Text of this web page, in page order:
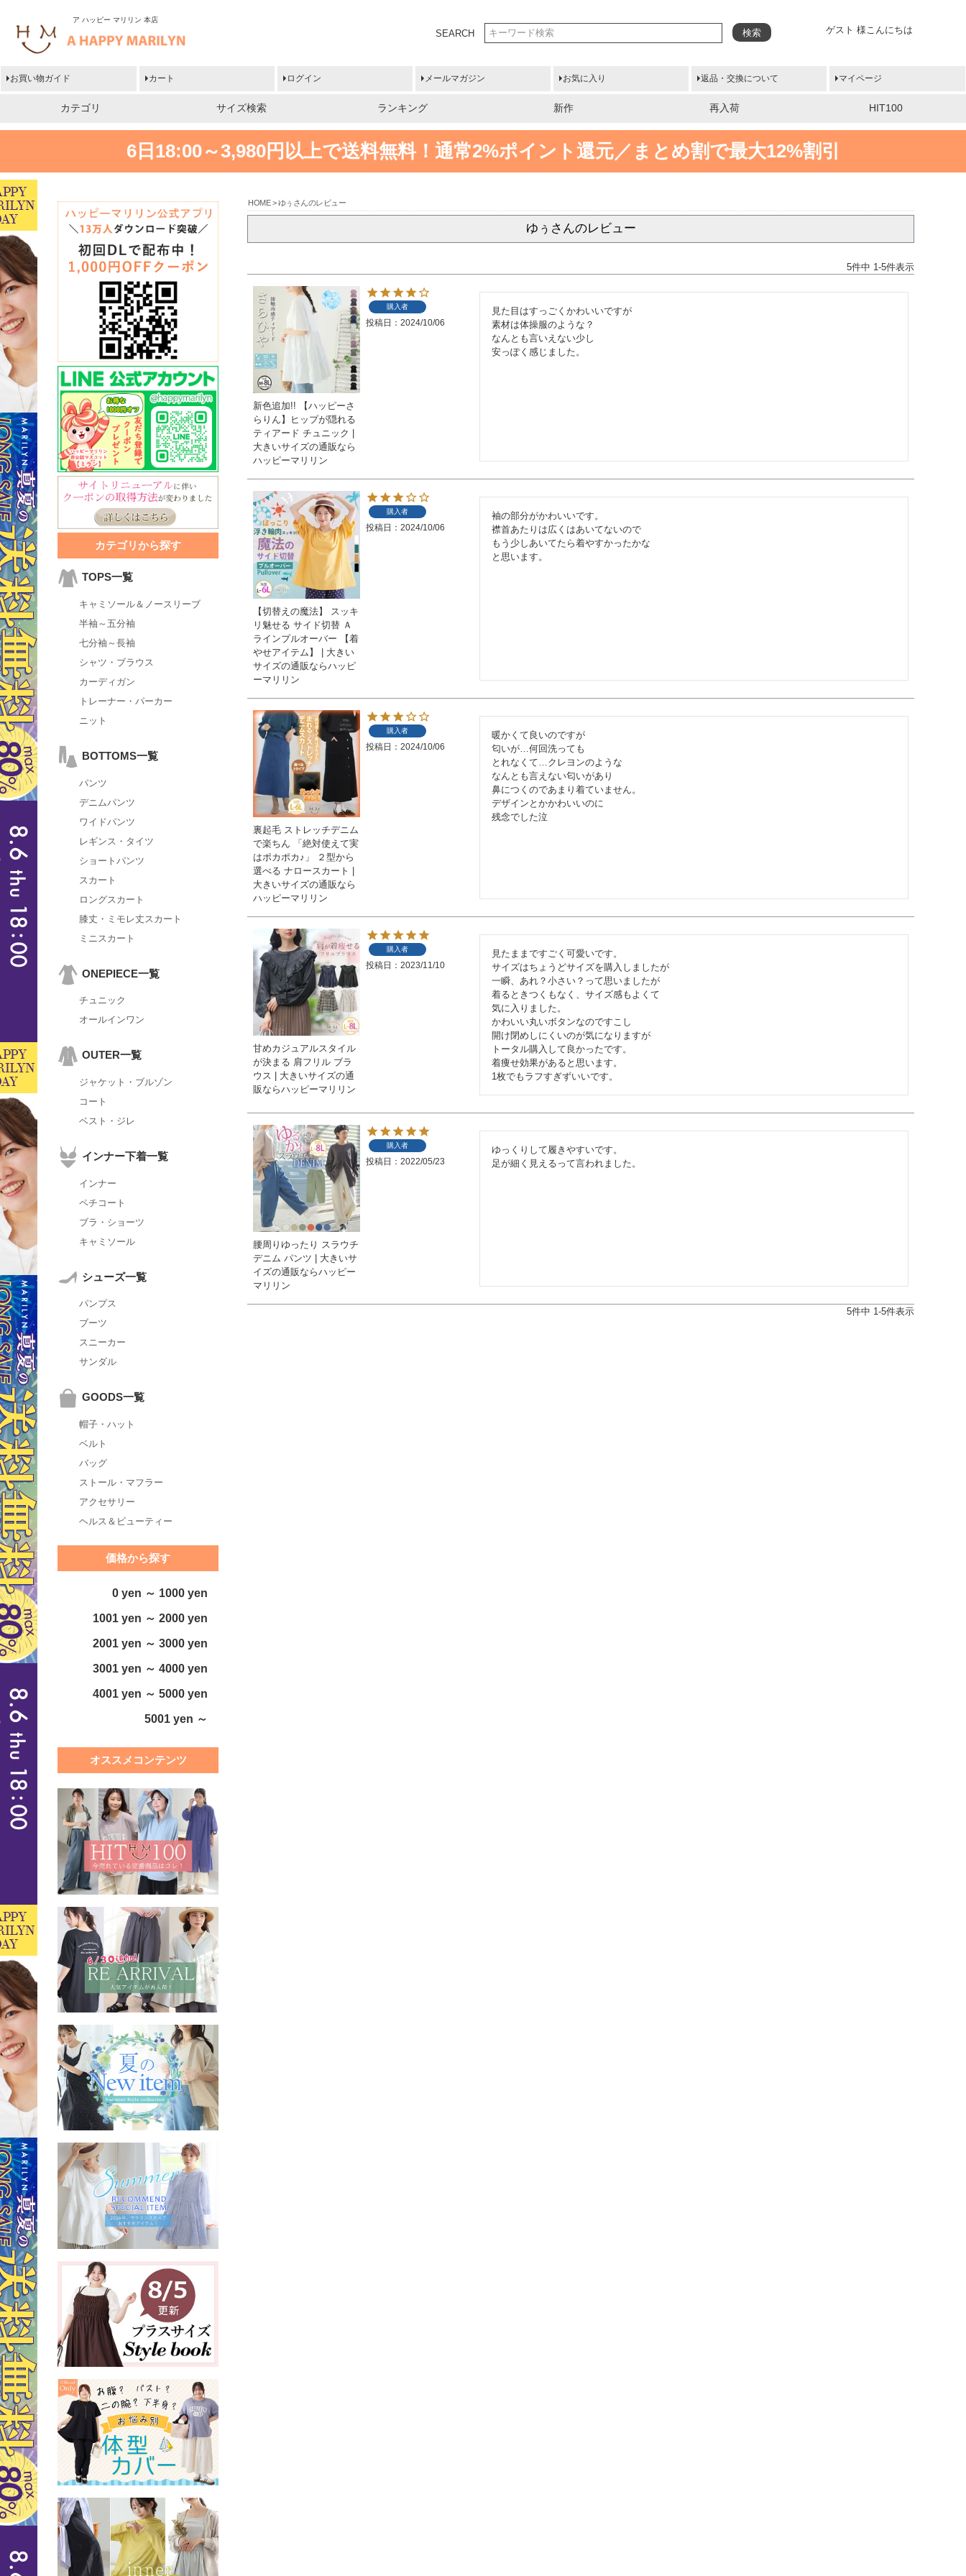
ア ハッピー マリリン 本店
ゲスト 様こんにちは
SEARCH 検索
お買い物ガイド カート ログイン メールマガジン お気に入り 返品・交換について マイページ
カテゴリ サイズ検索 ランキング 新作 再入荷 HIT100
6日18:00～3,980円以上で送料無料！ 通常2%ポイント還元／まとめ割で最大12%割引
カテゴリから探す
TOPS一覧
キャミソール＆ノースリーブ
半袖～五分袖
七分袖～長袖
シャツ・ブラウス
カーディガン
トレーナー・パーカー
ニット
BOTTOMS一覧
パンツ
デニムパンツ
ワイドパンツ
レギンス・タイツ
ショートパンツ
スカート
ロングスカート
膝丈・ミモレ丈スカート
ミニスカート
ONEPIECE一覧
チュニック
オールインワン
OUTER一覧
ジャケット・ブルゾン
コート
ベスト・ジレ
インナー下着一覧
インナー
ペチコート
ブラ・ショーツ
キャミソール
シューズ一覧
パンプス
ブーツ
スニーカー
サンダル
GOODS一覧
帽子・ハット
ベルト
バッグ
ストール・マフラー
アクセサリー
ヘルス＆ビューティー
価格から探す
0 yen ～ 1000 yen
1001 yen ～ 2000 yen
2001 yen ～ 3000 yen
3001 yen ～ 4000 yen
4001 yen ～ 5000 yen
5001 yen ～
オススメコンテンツ
HOME ゆぅさんのレビュー
ゆぅさんのレビュー
5件中 1 -5件表示
新色追加!! 【ハッピーさ
らりん】ヒップが隠れる
ティアード チュニック |
大きいサイズの通販なら
ハッピーマリリン
購入者
投稿日 2024/10/06
見た目はすっごくかわいいですが
素材は体操服のような？
なんとも言いえない少し
安っぽく感じました。
【切替えの魔法】 スッキ
リ魅せる サイド切替 Ａ
ラインプルオーバー 【着
やせアイテム】 | 大きい
サイズの通販ならハッピ
ーマリリン
購入者
投稿日 2024/10/06
袖の部分がかわいいです。
襟首あたりは広くはあいてないので
もう少しあいてたら着やすかったかな
と思います。
裏起毛 ストレッチデニム
で楽ちん 「絶対使えて実
はポカポカ♪」 ２型から
選べる ナロースカート |
大きいサイズの通販なら
ハッピーマリリン
購入者
投稿日 2024/10/06
暖かくて良いのですが
匂いが…何回洗っても
とれなくて…クレヨンのような
なんとも言えない匂いがあり
鼻につくのであまり着ていません。
デザインとかかわいいのに
残念でした泣
甘めカジュアルスタイル
が決まる 肩フリル ブラ
ウス | 大きいサイズの通
販ならハッピーマリリン
購入者
投稿日 2023/11/10
見たままですごく可愛いです。
サイズはちょうどサイズを購入しましたが
一瞬、あれ？小さい？って思いましたが
着るときつくもなく、サイズ感もよくて
気に入りました。
かわいい丸いボタンなのですこし
開け閉めしにくいのが気になりますが
トータル購入して良かったです。
着痩せ効果があると思います。
1枚でもラフすぎずいいです。
腰周りゆったり スラウチ
デニム パンツ | 大きいサ
イズの通販ならハッピー
マリリン
購入者
投稿日 2022/05/23
ゆっくりして履きやすいです。
足が細く見えるって言われました。
5件中 1-5件表示